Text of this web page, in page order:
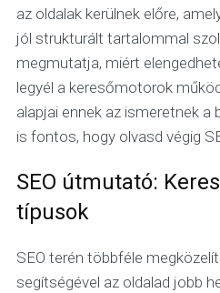
az oldalak kerülnek előre,
jól strukturált tartalommal
megmutatja, miért
legyél a keresőmotorok
alapjai ennek az ismeretnek a
is fontos, hogy olvasd végig
SEO útmutató:
típusok
SEO terén többféle
segítségével az oldalad jobb